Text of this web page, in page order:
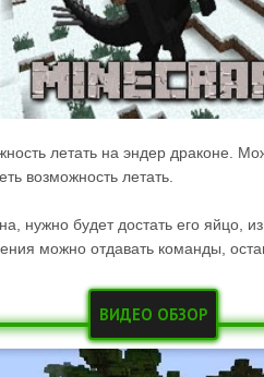
летать на эндер драконе.
возможность летать.
нужно будет достать его яйцо,
можно отдавать команды,
ВИДЕО ОБЗОР